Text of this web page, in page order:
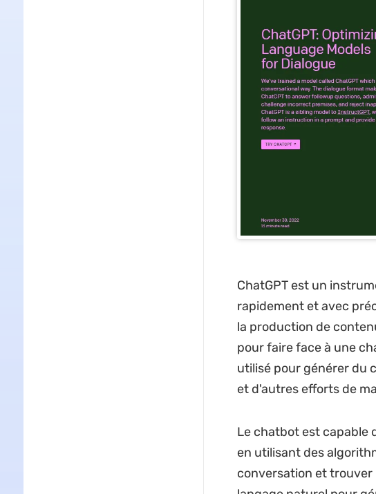
ChatGPT est un
rapidement et avec
la production de
pour faire face à une
utilisé pour générer du
et d'autres efforts de
Le chatbot est capable
en utilisant des
conversation et trouver